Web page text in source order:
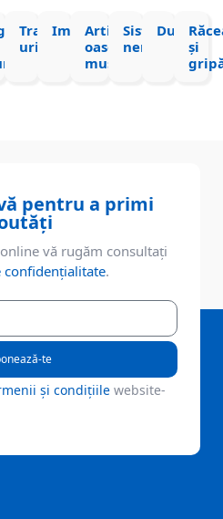
Tract
urinar
Imunitate
Articulații,
oase,
mușchi
Sistem
nervos
Durere
și
pentru a primi
vă rugăm consultați
confidențialitate.
și condițiile website-
te